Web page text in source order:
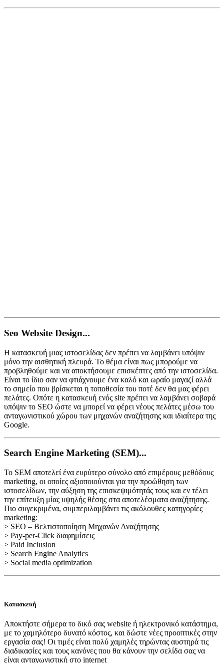
Seo Website Design...
Η κατασκευή μιας ιστοσελίδας δεν πρέπει να λαμβάνει υπόψιν
μόνο την αισθητική πλευρά. Το θέμα είναι πως μπορούμε να
προβληθούμε και να αποκτήσουμε επισκέπτες από την ιστοσελίδα.
Είναι το ίδιο σαν να φτιάχνουμε ένα καλό και ωραίο μαγαζί αλλά
το σημείο που βρίσκεται η τοποθεσία του ποτέ δεν θα μας φέρει
πελάτες. Οπότε η κατασκευή ενός site πρέπει να λαμβάνει σοβαρά
υπόψιν το SEO ώστε να μπορεί να φέρει νέους πελάτες μέσω του
ανταγωνιστικού χώρου των μηχανών αναζήτησης και ιδιαίτερα της
Google.
Search Engine Marketing (SEM)...
Το SEM αποτελεί ένα ευρύτερο σύνολο από επιμέρους μεθόδους
marketing, οι οποίες αξιοποιούνται για την προώθηση των
ιστοσελίδων, την αύξηση της επισκεψιμότητάς τους και εν τέλει
την επίτευξη μίας υψηλής θέσης στα αποτελέσματα αναζήτησης.
Πιο συγεκριμένα, συμπεριλαμβάνει τις ακόλουθες κατηγορίες
marketing:
> SEO – Βελτιστοποίηση Μηχανών Αναζήτησης
> Pay-per-Click διαφημίσεις
> Paid Inclusion
> Search Engine Analytics
> Social media optimization
Κατασκευή
Αποκτήστε σήμερα το δικό σας website ή ηλεκτρονικό κατάστημα,
με το χαμηλότερο δυνατό κόστος, και δώστε νέες προοπτικές στην
εργασία σας! Οι τιμές είναι πολύ χαμηλές τηρώντας αυστηρά τις
διαδικασίες και τους κανόνες που θα κάνουν την σελίδα σας να
είναι ανταγωνιστική στο internet